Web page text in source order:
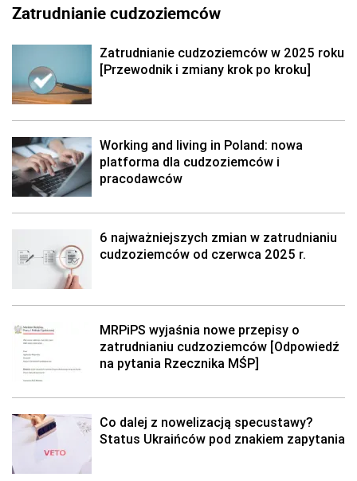
Zatrudnianie cudzoziemców
Zatrudnianie cudzoziemców w 2025 roku
[Przewodnik i zmiany krok po kroku]
Working and living in Poland: nowa
platforma dla cudzoziemców i
pracodawców
6 najważniejszych zmian w zatrudnianiu
cudzoziemców od czerwca 2025 r.
MRPiPS wyjaśnia nowe przepisy o
zatrudnianiu cudzoziemców [Odpowiedź
na pytania Rzecznika MŚP]
Co dalej z nowelizacją specustawy?
Status Ukraińców pod znakiem zapytania